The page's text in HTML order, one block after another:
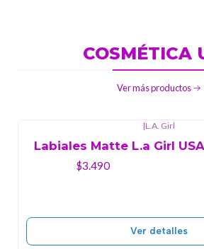
COSMÉTICA
Ver más productos
|L.A. Girl
Labiales Matte L.a Girl
$3.490
Ver detalles